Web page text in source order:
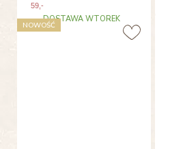
59,-
DOSTAWA WTOREK
NOWOŚĆ